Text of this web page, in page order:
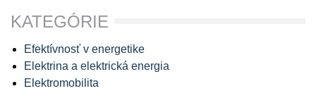
KATEGÓRIE
Efektívnosť v energetike
Elektrina a elektrická energia
Elektromobilita